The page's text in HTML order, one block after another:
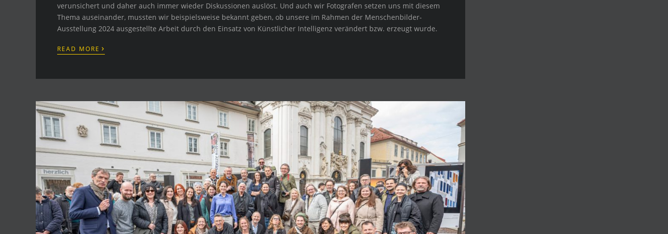
verunsichert und daher auch immer wieder Diskussionen auslöst. Und auch wir Fotografen setzen uns mit diesem
Thema auseinander, mussten wir beispielsweise bekannt geben, ob unsere im Rahmen der Menschenbilder-
Ausstellung 2024 ausgestellte Arbeit durch den Einsatz von Künstlicher Intelligenz verändert bzw. erzeugt wurde.
READ MORE ›